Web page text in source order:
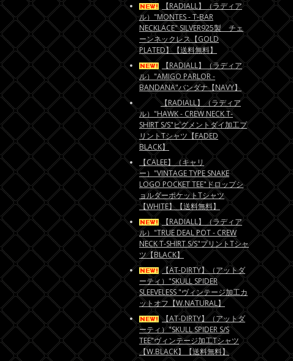
【RADIALL】（ラディア
ル）"MONTES - T-BAR
NECKLACE" SILVER925製 チェ
ーンネックレス【GOLD
PLATED】【送料無料】
【RADIALL】（ラディア
ル）"AMIGO PARLOR -
BANDANA"バンダナ【NAVY】
【RADIALL】（ラディア
ル）"HAWK - CREW NECK T-
SHIRT S/S"ピグメントダイ加工プ
リントTシャツ【FADED
BLACK】
【CALEE】（キャリ
ー）"VINTAGE TYPE SNAKE
LOGO POCKET TEE"ドロップシ
ョルダーポケットTシャツ
【WHITE】【送料無料】
【RADIALL】（ラディア
ル）"TRUE DEAL POT - CREW
NECK T-SHIRT S/S"プリントTシャ
ツ【BLACK】
【AT-DIRTY】（アットダ
ーティ）"SKULL SPIDER
SLEEVELESS "ヴィンテージ加工カ
ットオフ【W.NATURAL】
【AT-DIRTY】（アットダ
ーティ）"SKULL SPIDER S/S
TEE"ヴィンテージ加工Tシャツ
【W.BLACK】【送料無料】